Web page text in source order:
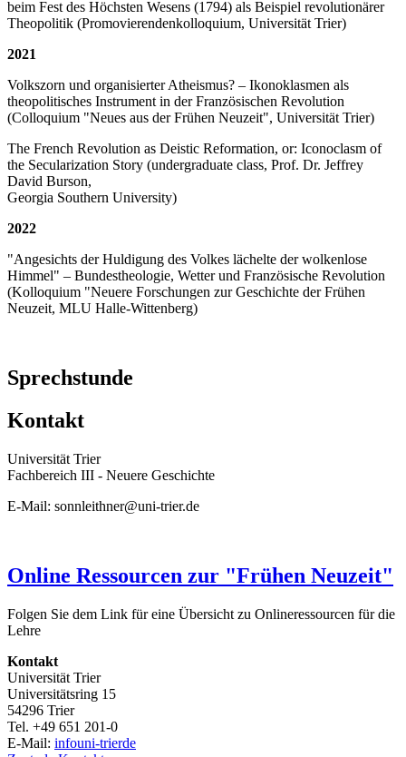
beim Fest des Höchsten Wesens (1794) als Beispiel revolutionärer
Theopolitik (Promovierendenkolloquium, Universität Trier)
2021
Volkszorn und organisierter Atheismus? – Ikonoklasmen als
theopolitisches Instrument in der Französischen Revolution
(Colloquium "Neues aus der Frühen Neuzeit", Universität Trier)
The French Revolution as Deistic Reformation, or: Iconoclasm of
the Secularization Story (undergraduate class, Prof. Dr. Jeffrey
David Burson,
Georgia Southern University)
2022
"Angesichts der Huldigung des Volkes lächelte der wolkenlose
Himmel" – Bundestheologie, Wetter und Französische Revolution
(Kolloquium "Neuere Forschungen zur Geschichte der Frühen
Neuzeit, MLU Halle-Wittenberg)
Sprechstunde
Kontakt
Universität Trier
Fachbereich III - Neuere Geschichte
E-Mail: sonnleithner@uni-trier.de
Online Ressourcen zur "Frühen Neuzeit"
Folgen Sie dem Link für eine Übersicht zu Onlineressourcen für die
Lehre
Kontakt
Universität Trier
Universitätsring 15
54296 Trier
Tel. +49 651 201-0
E-Mail: infouni-trierde